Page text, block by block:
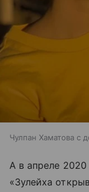
Чулпан Хаматова с
А в апреле 2020
«Зулейха